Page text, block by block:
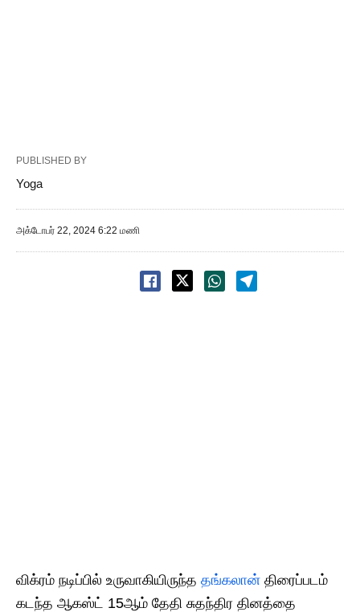
PUBLISHED BY
Yoga
அக்டோபர் 22, 2024 6:22 மணி
விக்ரம் நடிப்பில் உருவாகியிருந்த தங்கலான் திரைப்படம்
கடந்த ஆகஸ்ட் 15ஆம் தேதி சுதந்திர தினத்தை